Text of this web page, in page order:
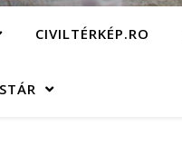
CIVILTÉRKÉP.RO